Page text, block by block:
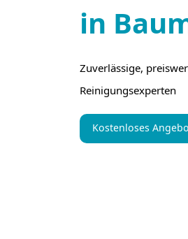
in
Zuverlässige,
Reinigungsexperten
Kostenloses